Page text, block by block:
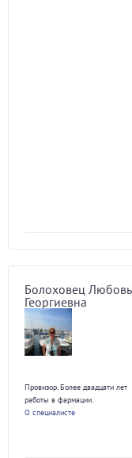
Болоховец Любовь
Георгиевна
Провизор. Более двадцати лет
работы в фармации.
О специалисте